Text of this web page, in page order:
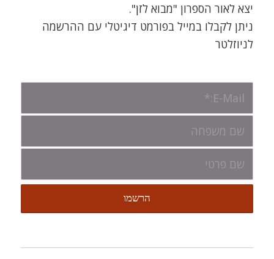
יצא לאור הספרון "מבוא לזן".
ניתן לקבלו במייל בפורמט דיגיטלי עם ההרשמה
לניוזלטר